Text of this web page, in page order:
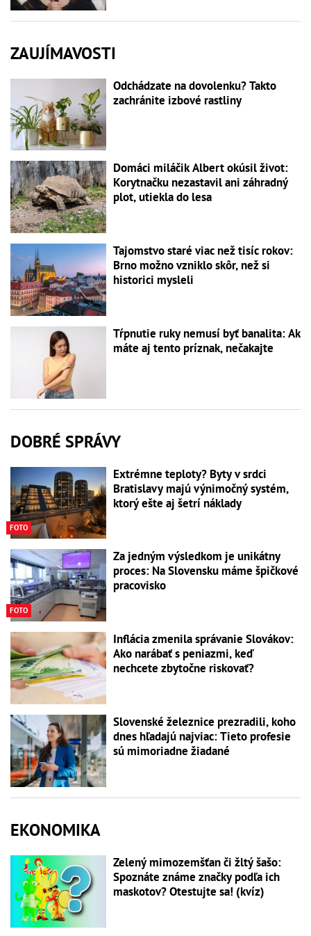
ZAUJÍMAVOSTI
Odchádzate na dovolenku? Takto
zachránite izbové rastliny
Domáci miláčik Albert okúsil život:
Korytnačku nezastavil ani záhradný
plot, utiekla do lesa
Tajomstvo staré viac než tisíc rokov:
Brno možno vzniklo skôr, než si
historici mysleli
Tŕpnutie ruky nemusí byť banalita: Ak
máte aj tento príznak, nečakajte
DOBRÉ SPRÁVY
FOTO
Extrémne teploty? Byty v srdci
Bratislavy majú výnimočný systém,
ktorý ešte aj šetrí náklady
FOTO
Za jedným výsledkom je unikátny
proces: Na Slovensku máme špičkové
pracovisko
Inflácia zmenila správanie Slovákov:
Ako narábať s peniazmi, keď
nechcete zbytočne riskovať?
Slovenské železnice prezradili, koho
dnes hľadajú najviac: Tieto profesie
sú mimoriadne žiadané
EKONOMIKA
Zelený mimozemšťan či žltý šašo:
Spoznáte známe značky podľa ich
maskotov? Otestujte sa! (kvíz)